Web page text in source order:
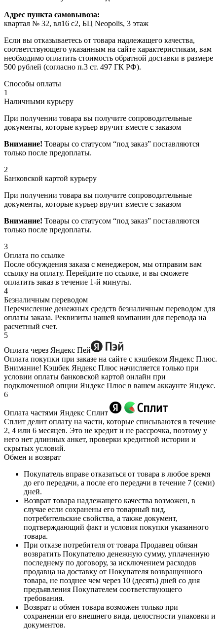
Адрес пункта самовывоза:
квартал № 32, вл16 с2, БЦ Neopolis, 3 этаж
Если вы отказываетесь от товара надлежащего качества,
соответствующего указанным на сайте характеристикам, вам
необходимо оплатить стоимость обратной доставки в размере
500 рублей (согласно п.3 ст. 497 ГК РФ).
Способы оплаты
1
Наличными курьеру
При получении товара вы получите сопроводительные
документы, которые курьер вручит вместе с заказом
Внимание! Товары со статусом “под заказ” поставляются
только после предоплаты.
2
Банковской картой курьеру
При получении товара вы получите сопроводительные
документы, которые курьер вручит вместе с заказом
Внимание! Товары со статусом “под заказ” поставляются
только после предоплаты.
3
Оплата по ссылке
После обсуждения заказа с менеджером, мы отправим вам
ссылку на оплату. Перейдите по ссылке, и вы сможете
оплатить заказ в течение 1-й минуты.
4
Безналичным переводом
Перечисление денежных средств безналичным переводом для
оплаты заказа. Реквизиты нашей компании для перевода на
расчетный счет.
5
Оплата через Яндекс Пей
Оплата покупки при заказе на сайте с кэшбеком Яндекс Плюс.
Внимание! Кэшбек Яндекс Плюс начисляется только при
условии оплаты банковской картой онлайн при
подключенной опции Яндекс Плюс в вашем аккаунте Яндекс.
6
Оплата частями Яндекс Сплит
Сплит делит оплату на части, которые списываются в течение
2, 4 или 6 месяцев. Это не кредит и не рассрочка, поэтому у
него нет длинных анкет, проверки кредитной истории и
скрытых условий.
Обмен и возврат
Покупатель вправе отказаться от товара в любое время
до его передачи, а после его передачи в течение 7 (семи)
дней.
Возврат товара надлежащего качества возможен, в
случае если сохранены его товарный вид,
потребительские свойства, а также документ,
подтверждающий факт и условия покупки указанного
товара.
При отказе потребителя от товара Продавец обязан
возвратить Покупателю денежную сумму, уплаченную
последнему по договору, за исключением расходов
продавца на доставку от Покупателя возвращенного
товара, не позднее чем через 10 (десять) дней со дня
предъявления Покупателем соответствующего
требования.
Возврат и обмен товара возможен только при
сохранении его внешнего вида, целостности упаковки и
документов.